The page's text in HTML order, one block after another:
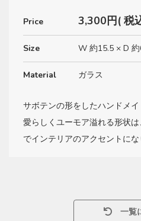
Price 3,300円( 税
Size W 約15.5 × D
Material ガラス
サボテンの形をしたハンドメイ
愛らしくユーモア溢れる形状
でインテリアのアクセントにな
一覧